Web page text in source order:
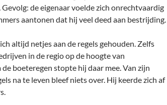
Gevolg: de eigenaar voelde zich onrechtvaardig
aantonen dat hij veel deed aan bestrijding.
altijd netjes aan de regels gehouden. Zelfs
in de regio op de hoogte van
boeteregen stopte hij daar mee. Van zijn
na te leven bleef niets over. Hij keerde zich af